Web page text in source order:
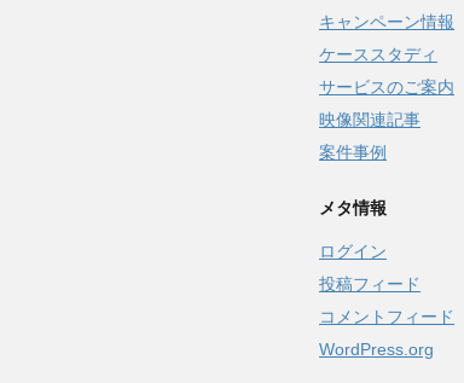
キャンペーン情報
ケーススタディ
サービスのご案内
映像関連記事
案件事例
メタ情報
ログイン
投稿フィード
コメントフィード
WordPress.org